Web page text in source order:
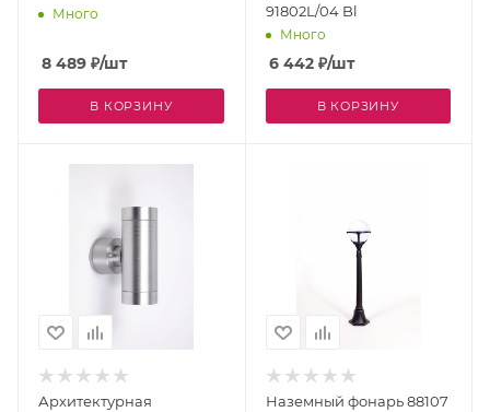
Много
8 489 ₽/шт
В КОРЗИНУ
91802L/04 Bl
Много
6 442₽/шт
В КОРЗИНУ
Архитектурная
Наземный фонарь 88107